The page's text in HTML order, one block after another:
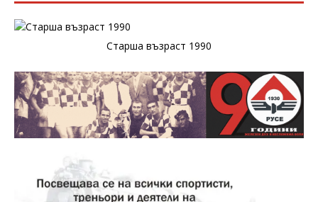
Старша възраст 1990